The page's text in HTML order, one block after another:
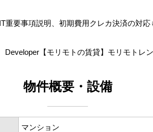
重要事項説明、初期費用クレカ決済の対応
【モリモトの賃貸】モリモトレ
物件概要・設備
マンション